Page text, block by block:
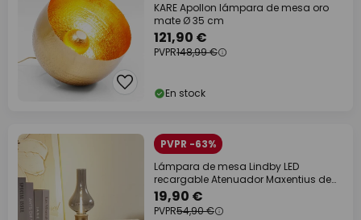
KARE Apollon lámpara de mesa oro
mate Ø 35 cm
121,90 €
PVPR148,99 €
En stock
PVPR -63%
Lámpara de mesa Lindby LED
recargable Atenuador Maxentius de
cristal dorado
19,90 €
PVPR54,90 €